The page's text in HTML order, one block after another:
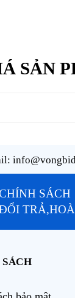
SẢN
SÁCH